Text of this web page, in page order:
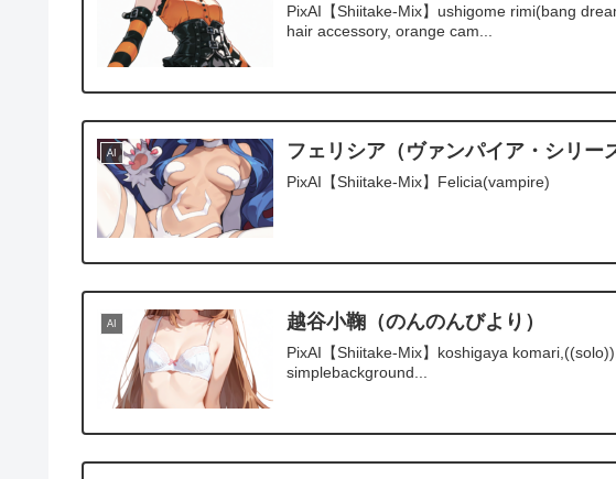
PixAI【Shiitake-Mix】ushigome rimi(bang
hair accessory, orange cam...
AI フェリシア（ヴァンパイア・シリー
PixAI【Shiitake-Mix】Felicia(vampire)
AI 越谷小鞠（のんのんびより）
PixAI【Shiitake-Mix】koshigaya
simplebackground...